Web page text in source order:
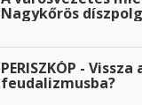
Nagykőrös
PERISZKÓP - Vissza
feudalizmusba?